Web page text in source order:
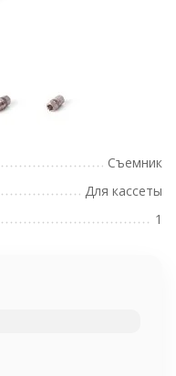
Съемник
Для кассеты
1